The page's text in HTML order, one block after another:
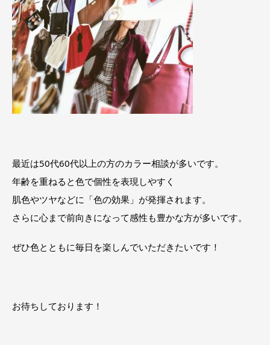
最近は50代60代以上の方のカラー相談が多いです。
年齢を重ねると色で個性を表現しやすく
肌色やツヤなどに「色の効果」が発揮されます。
さらに心まで前向きになって感性も豊かな方が多いです。
ぜひ色とともに毎日を楽しんでいただきたいです！
お待ちしております！